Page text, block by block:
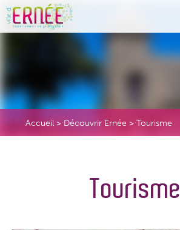
Accueil > Découvrir Ernée > Tourisme
Tourisme